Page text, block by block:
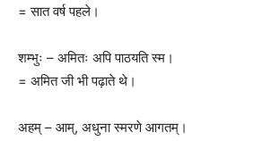
= सात वर्ष पहले।
शम्भुः – अमितः अपि पाठयति स्म।
= अमित जी भी पढ़ाते थे।
अहम् – आम्, अधुना स्मरणे आगतम्।